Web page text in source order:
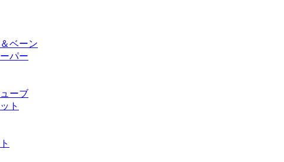
ベーン
パー
ーブ
ト